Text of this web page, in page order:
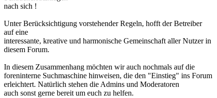
nach sich !
Unter Berücksichtigung vorstehender Regeln, hofft der Betreiber
auf eine
interessante, kreative und harmonische Gemeinschaft aller Nutzer in
diesem Forum.
In diesem Zusammenhang möchten wir auch nochmals auf die
foreninterne Suchmaschine hinweisen, die den "Einstieg" ins Forum
erleichtert. Natürlich stehen die Admins und Moderatoren
auch sonst gerne bereit um euch zu helfen.